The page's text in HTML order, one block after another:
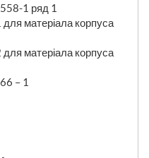
1 ряд 1
матеріала корпуса
матеріала корпуса
– 1